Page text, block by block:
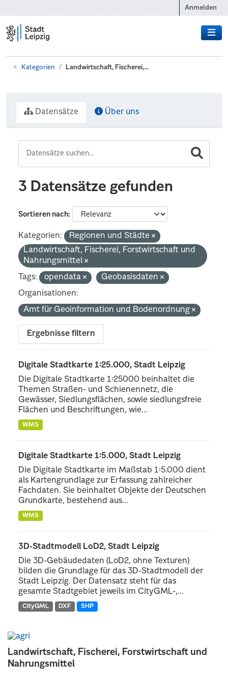
Anmelden
Kategorien Landwirtschaft, Fischerei,...
Landwirtschaft, Fischerei, Forstwirtschaft und
Nahrungsmittel
Datensätze Über uns
3 Datensätze gefunden
Sortieren nach
Kategorien:
Regionen und Städte
Landwirtschaft, Fischerei, Forstwirtschaft und
Nahrungsmittel
Tags:
opendata
Geobasisdaten
Organisationen:
Amt für Geoinformation und Bodenordnung
Ergebnisse filtern
Digitale Stadtkarte 1:25.000, Stadt Leipzig
Die Digitale Stadtkarte 1:25000 beinhaltet die
Themen Straßen- und Schienennetz, die
Gewässer, Siedlungsflächen, sowie siedlungsfreie
Flächen und Beschriftungen, wie...
WMS
Digitale Stadtkarte 1:5.000, Stadt Leipzig
Die Digitale Stadtkarte im Maßstab 1:5.000 dient
als Kartengrundlage zur Erfassung zahlreicher
Fachdaten. Sie beinhaltet Objekte der Deutschen
Grundkarte, bestehend aus...
WMS
3D-Stadtmodell LoD2, Stadt Leipzig
Die 3D-Gebäudedaten (LoD2, ohne Texturen)
bilden die Grundlage für das 3D-Stadtmodell der
Stadt Leipzig. Der Datensatz steht für das
gesamte Stadtgebiet jeweils im CityGML-,...
CityGML DXF SHP